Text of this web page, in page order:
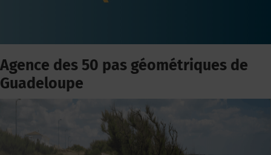
Agence des 50 pas géométriques de
Guadeloupe